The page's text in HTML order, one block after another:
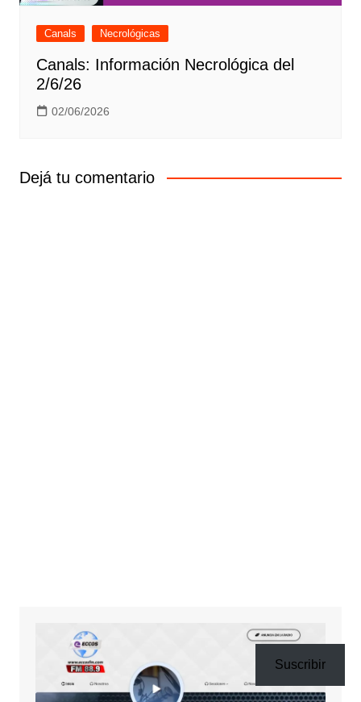
Canals Necrológicas
Canals: Información Necrológica del
2/6/26
02/06/2026
Dejá tu comentario
Suscribir